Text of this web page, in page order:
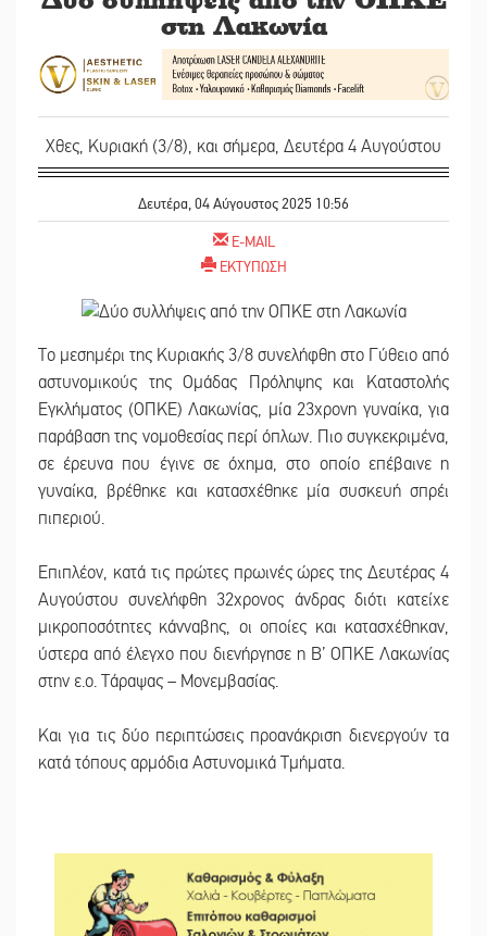
στη Λακωνία
Χθες, Κυριακή (3/8), και σήμερα, Δευτέρα 4 Αυγούστου
Δευτέρα, 04 Αύγουστος 2025 10:56
E-MAIL
ΕΚΤΥΠΩΣΗ
Το μεσημέρι της Κυριακής 3/8 συνελήφθη στο Γύθειο από
αστυνομικούς της Ομάδας Πρόληψης και Καταστολής
Εγκλήματος (ΟΠΚΕ) Λακωνίας, μία 23χρονη γυναίκα, για
παράβαση της νομοθεσίας περί όπλων. Πιο συγκεκριμένα,
σε έρευνα που έγινε σε όχημα, στο οποίο επέβαινε η
γυναίκα, βρέθηκε και κατασχέθηκε μία συσκευή σπρέι
πιπεριού.
Επιπλέον, κατά τις πρώτες πρωινές ώρες της Δευτέρας 4
Αυγούστου συνελήφθη 32χρονος άνδρας διότι κατείχε
μικροποσότητες κάνναβης, οι οποίες και κατασχέθηκαν,
ύστερα από έλεγχο που διενήργησε η Β’ ΟΠΚΕ Λακωνίας
στην ε.ο. Τάραψας – Μονεμβασίας.
Και για τις δύο περιπτώσεις προανάκριση διενεργούν τα
κατά τόπους αρμόδια Αστυνομικά Τμήματα.